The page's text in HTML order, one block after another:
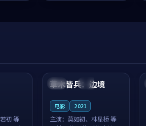
99:18
初 等
泰国 独播
99:44
草木皆兵：边境
电影 2021
主演： 莫如初、林星桥 等